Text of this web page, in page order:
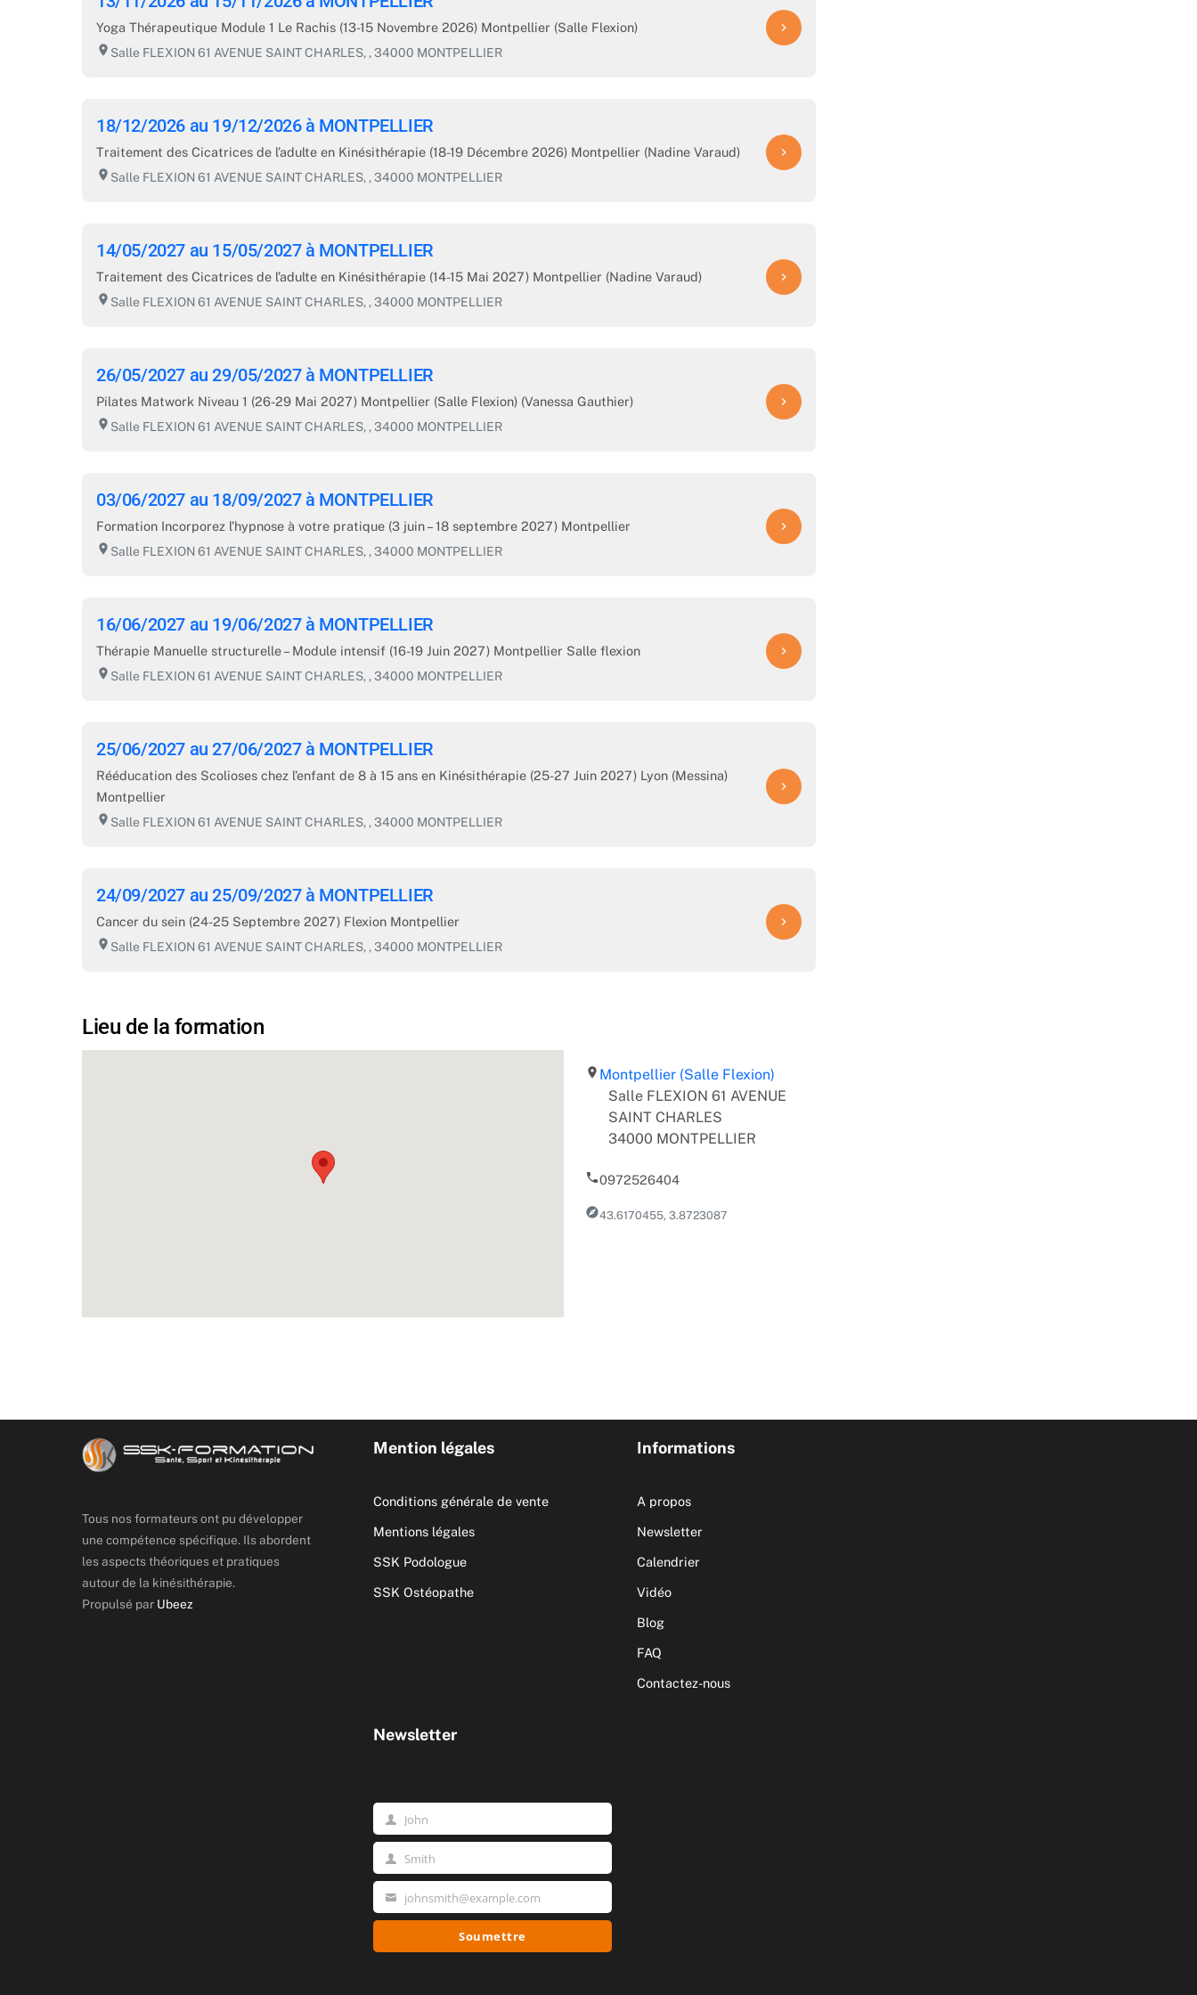
Yoga Thérapeutique Module 1 Le Rachis (13-15 Novembre 2026) Montpellier (Salle Flexion)
room Salle FLEXION 61 AVENUE SAINT CHARLES, , 34000 MONTPELLIER
navigate_next
18/12/2026 au 19/12/2026 à MONTPELLIER
Traitement des Cicatrices de l’adulte en Kinésithérapie (18-19 Décembre 2026) Montpellier (Nadine Varaud)
room Salle FLEXION 61 AVENUE SAINT CHARLES, , 34000 MONTPELLIER
navigate_next
14/05/2027 au 15/05/2027 à MONTPELLIER
Traitement des Cicatrices de l’adulte en Kinésithérapie (14-15 Mai 2027) Montpellier (Nadine Varaud)
room Salle FLEXION 61 AVENUE SAINT CHARLES, , 34000 MONTPELLIER
navigate_next
26/05/2027 au 29/05/2027 à MONTPELLIER
Pilates Matwork Niveau 1 (26-29 Mai 2027) Montpellier (Salle Flexion) (Vanessa Gauthier)
room Salle FLEXION 61 AVENUE SAINT CHARLES, , 34000 MONTPELLIER
navigate_next
03/06/2027 au 18/09/2027 à MONTPELLIER
Formation Incorporez l’hypnose à votre pratique (3 juin – 18 septembre 2027) Montpellier
room Salle FLEXION 61 AVENUE SAINT CHARLES, , 34000 MONTPELLIER
navigate_next
16/06/2027 au 19/06/2027 à MONTPELLIER
Thérapie Manuelle structurelle – Module intensif (16-19 Juin 2027) Montpellier Salle flexion
room Salle FLEXION 61 AVENUE SAINT CHARLES, , 34000 MONTPELLIER
navigate_next
25/06/2027 au 27/06/2027 à MONTPELLIER
Rééducation des Scolioses chez l’enfant de 8 à 15 ans en Kinésithérapie (25-27 Juin 2027) Lyon (Messina)
Montpellier
room Salle FLEXION 61 AVENUE SAINT CHARLES, , 34000 MONTPELLIER
navigate_next
24/09/2027 au 25/09/2027 à MONTPELLIER
Cancer du sein (24-25 Septembre 2027) Flexion Montpellier
room Salle FLEXION 61 AVENUE SAINT CHARLES, , 34000 MONTPELLIER
navigate_next
Lieu de la formation
room Montpellier (Salle Flexion)
Salle FLEXION 61 AVENUE
SAINT CHARLES
34000 MONTPELLIER
phone0972526404
explore43.6170455, 3.8723087
Tous nos formateurs ont pu développer
une compétence spécifique. Ils abordent
les aspects théoriques et pratiques
autour de la kinésithérapie.
Propulsé par Ubeez
Mention légales
Conditions générale de vente
Mentions légales
SSK Podologue
SSK Ostéopathe
Informations
A propos
Newsletter
Calendrier
Vidéo
Blog
FAQ
Contactez-nous
Newsletter
PrénomJohn
Nom Smith
Votre
email
johnsmith@example.com
Soumettre